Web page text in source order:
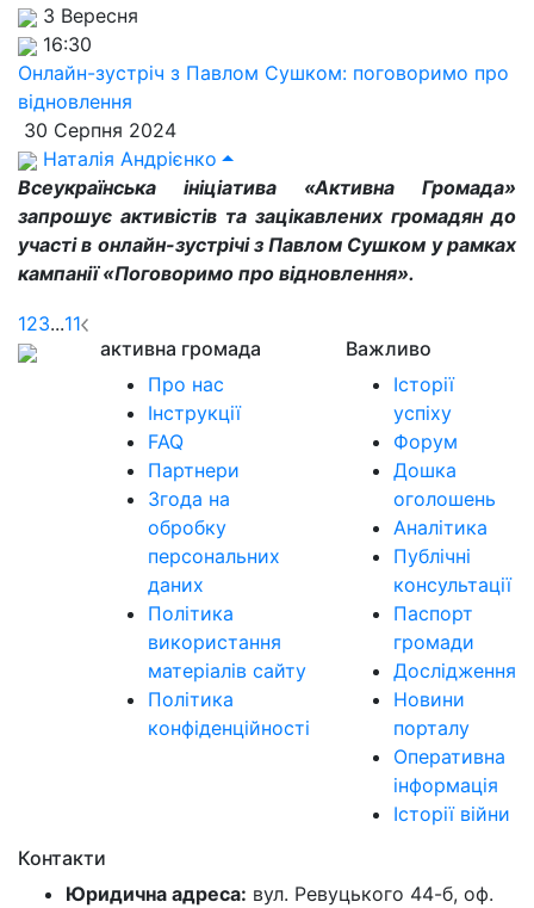
3 Вересня
16:30
Онлайн-зустріч з Павлом Сушком: поговоримо про
відновлення
30 Серпня 2024
Наталія Андрієнко
Всеукраїнська ініціатива «Активна Громада»
запрошує активістів та зацікавлених громадян до
участі в онлайн-зустрічі з Павлом Сушком у рамках
кампанії «Поговоримо про відновлення».
123...11
активна громада
Про нас
Інструкції
FAQ
Партнери
Згода на
обробку
персональних
даних
Політика
використання
матеріалів сайту
Політика
конфіденційності
Важливо
Історії
успіху
Форум
Дошка
оголошень
Аналітика
Публічні
консультації
Паспорт
громади
Дослідження
Новини
порталу
Оперативна
інформація
Історії війни
Контакти
Юридична адреса: вул. Ревуцького 44-б, оф.